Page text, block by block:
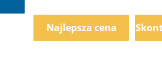
Najlepsza cena